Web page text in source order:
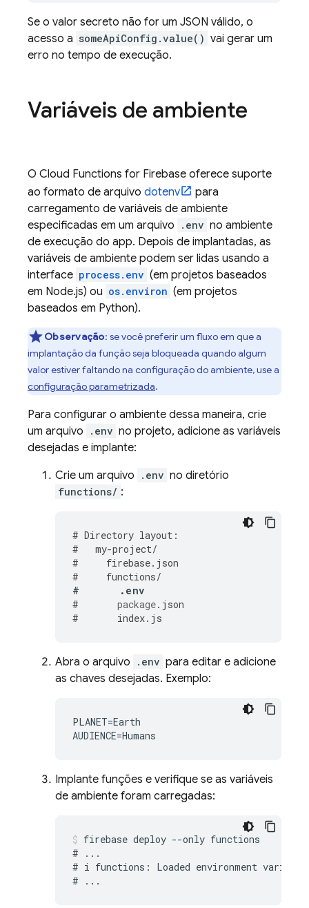
Se o valor secreto não for um JSON válido, o
acesso a someApiConfig.value() vai gerar um
erro no tempo de execução.
Variáveis de ambiente
O Cloud Functions for Firebase oferece suporte
ao formato de arquivo dotenv
para
carregamento de variáveis de ambiente
especificadas em um arquivo
.env no ambiente
de execução do app. Depois de implantadas, as
variáveis de ambiente podem ser lidas usando a
interface process.env (em projetos baseados
em Node.js) ou os.environ (em projetos
baseados em Python).
Observação: se você preferir um fluxo em que a
implantação da função seja bloqueada quando algum
valor estiver faltando na configuração do ambiente, use a
configuração parametrizada.
Para configurar o ambiente dessa maneira, crie
um arquivo
.env no projeto, adicione as variáveis
desejadas e implante:
Crie um arquivo
.env no diretório
functions/ :
# Directory layout :
#
my-project/
#
firebase. json
#
functions/
#
. env
#
package. json
#
index. js
Abra o arquivo .env para editar e adicione
as chaves desejadas. Exemplo:
PLANET=Earth
Implante funções e verifique se as variáveis
de ambiente foram carregadas:
firebase deploy --only functions
# ...
# i functions: Loaded environment